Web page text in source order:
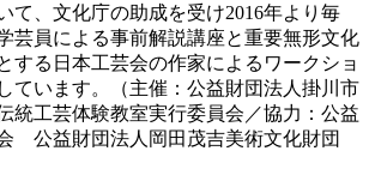
て、文化庁の助成を受け2016年より毎
芸員による事前解説講座と重要無形文化
する日本工芸会の作家によるワークショ
ています。（主催：公益財団法人掛川市
工芸体験教室実行委員会／協力：公益
公益財団法人岡田茂吉美術文化財団